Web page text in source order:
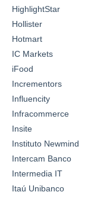
HighlightStar
Hollister
Hotmart
IC Markets
iFood
Incrementors
Influencity
Infracommerce
Insite
Instituto Newmind
Intercam Banco
Intermedia IT
Itaú Unibanco